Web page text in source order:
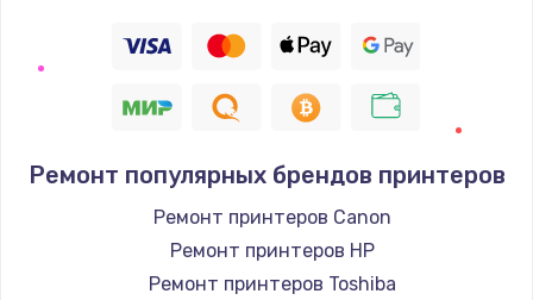
Ремонт популярных брендов принтеров
Ремонт принтеров Canon
Ремонт принтеров HP
Ремонт принтеров Toshiba